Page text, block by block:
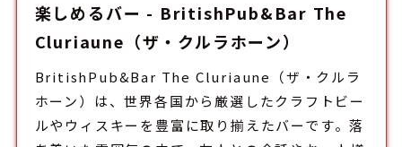
楽しめるバー - BritishPub&Bar The
Cluriaune（ザ・クルラホーン）
BritishPub&Bar The Cluriaune（ザ・クルラ
ホーン）は、世界各国から厳選したクラフトビー
ルやウィスキーを豊富に取り揃えたバーです。落